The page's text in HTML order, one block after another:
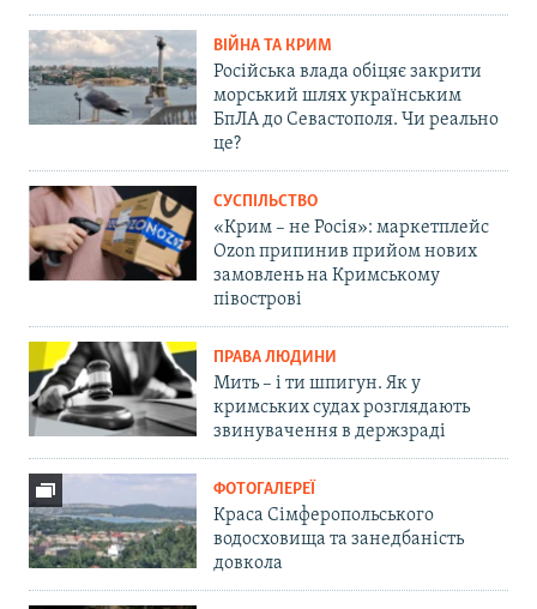
ВІЙНА ТА КРИМ
Російська влада обіцяє закрити
морський шлях українським
БпЛА до Севастополя. Чи реально
це?
СУСПІЛЬСТВО
«Крим – не Росія»: маркетплейс
Ozon припинив прийом нових
замовлень на Кримському
півострові
ПРАВА ЛЮДИНИ
Мить – і ти шпигун. Як у
кримських судах розглядають
звинувачення в держзраді
ФОТОГАЛЕРЕЇ
Краса Сімферопольського
водосховища та занедбаність
довкола